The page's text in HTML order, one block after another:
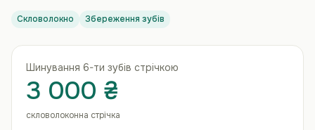
Скловолокно Збереження зубів
Шинування 6-ти зубів стрічкою
3 000 ₴
скловолоконна стрічка